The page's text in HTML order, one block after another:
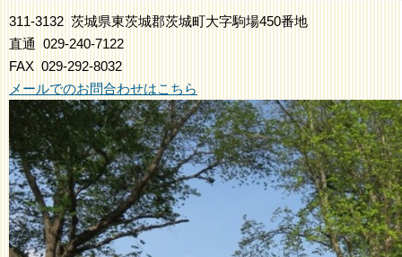
311-3132 茨城県東茨城郡茨城町大字駒場450番地
直通 029-240-7122
FAX 029-292-8032
メールでのお問合わせはこちら